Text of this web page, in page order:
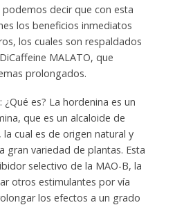
podemos decir que con esta
los beneficios inmediatos
los cuales son respaldados
MALATO, que
prolongados.
¿Qué es? La hordenina es un
que es un alcaloide de
la cual es de origen natural y
gran variedad de plantas. Esta
selectivo de la MAO-B, la
otros estimulantes por vía
los efectos a un grado